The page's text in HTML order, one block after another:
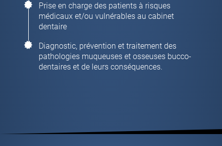
Prise en charge des patients à risques
médicaux et/ou vulnérables au cabinet
dentaire
Diagnostic, prévention et traitement des
pathologies muqueuses et osseuses bucco-
dentaires et de leurs conséquences.